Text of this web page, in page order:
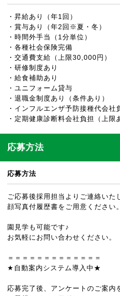
・昇給あり（年1回）
・賞与あり（年2回※夏・冬）
・時間外手当（1分単位）
・各種社会保険完備
・交通費支給（上限30,000円）
・研修制度あり
・給食補助あり
・ユニフォーム貸与
・退職金制度あり（条件あり）
・インフルエンザ予防接種代会社
・定期健康診断料会社負担（上限
応募方法
応募方法
ご応募後採用担当よりご連絡いた
顔写真付履歴書をご用意ください。
園見学も可能です♪
お気軽にお問い合わせください。
＝＝＝＝＝＝＝＝＝＝＝＝＝
★自動案内システム導入中★
応募完了後、アンケートのご案内